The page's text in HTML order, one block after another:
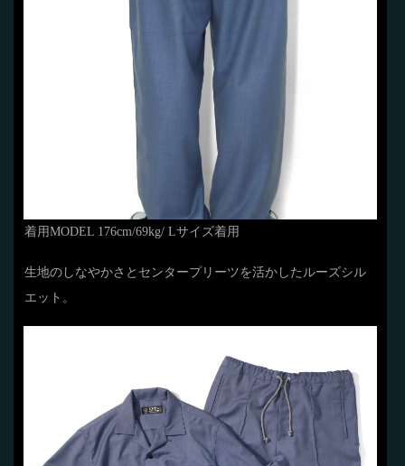
着用MODEL 176cm/69kg/ Lサイズ着用
生地のしなやかさとセンタープリーツを活かしたルーズシル
エット。